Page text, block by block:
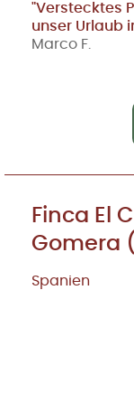
"Verstecktes
unser Urlaub
Marco F.
Finca El
Gomera
Spanien